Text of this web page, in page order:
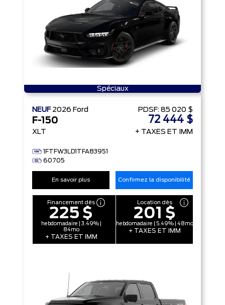
Spéciaux
NEUF 2026 Ford
F-150
XLT
1FTFW3LD1TFA83951
60705
PDSF: 85 020 $
72 444 $
+ TAXES ET IMM
En savoir plus Confirmez la disponibilité
Financement dès
225 $
hebdomadaire | 3.49% |
84mo
+ TAXES ET IMM
Location dès
201 $
hebdomadaire | 5.49% | 48mo
+ TAXES ET IMM